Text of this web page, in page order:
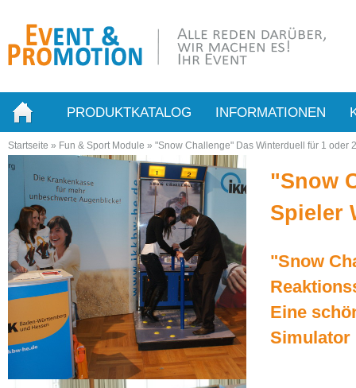
PRODUKTKATALOG INFORMATIONEN
Startseite » Fun & Sport Module » "Snow Challenge" Das Winterduell für 1 oder
"Snow
Spieler
"Snow
Eine
Simulator